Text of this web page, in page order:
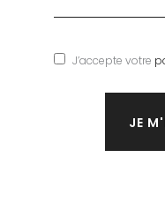
J’accepte votre